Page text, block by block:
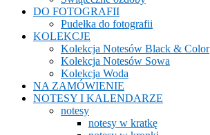
DO FOTOGRAFII
Pudełka do fotografii
KOLEKCJE
Kolekcja Notesów Black & Color
Kolekcja Notesów Sowa
Kolekcja Woda
NA ZAMÓWIENIE
NOTESY I KALENDARZE
notesy
notesy w kratkę